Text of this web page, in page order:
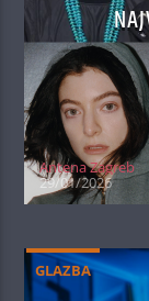
Antena Zagreb
29/01/2026
GLAZBA